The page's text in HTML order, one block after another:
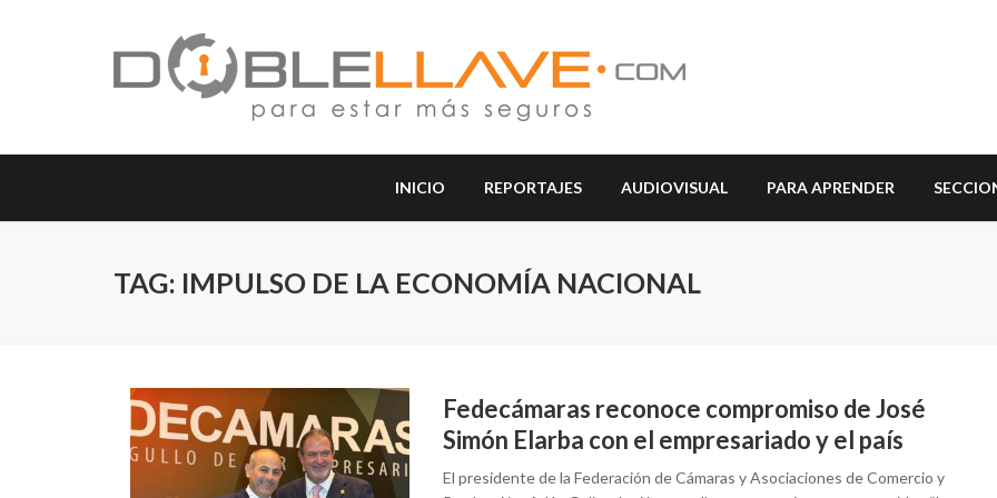
INICIO REPORTAJES AUDIOVISUAL PARA APRENDER
TAG: IMPULSO DE LA ECONOMÍA NACIONAL
Fedecámaras reconoce compromiso de José
Simón Elarba con el empresariado y el país
El presidente de la Federación de Cámaras y Asociaciones de Comercio y